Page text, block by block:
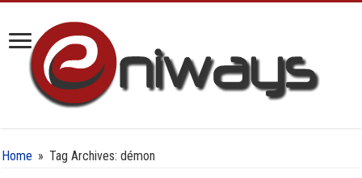
Home » Tag Archives: démon